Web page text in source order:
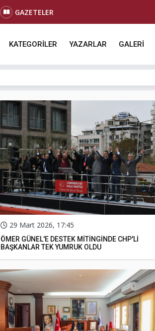
GAZETELER
KATEGORİLER YAZARLAR GALERİ
29 Mart 2026, 17:45
ÖMER GÜNEL'E DESTEK MİTİNGİNDE CHP'Lİ
BAŞKANLAR TEK YUMRUK OLDU